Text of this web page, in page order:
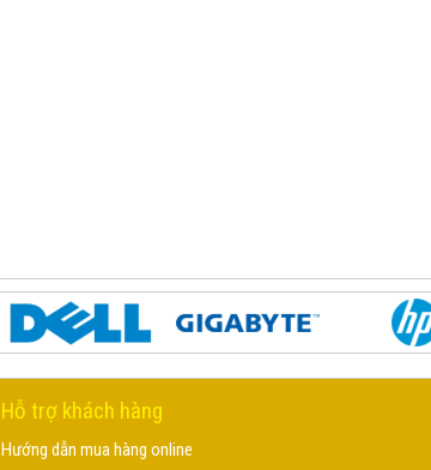
Hỗ trợ khách hàng
Hướng dẫn mua hàng online